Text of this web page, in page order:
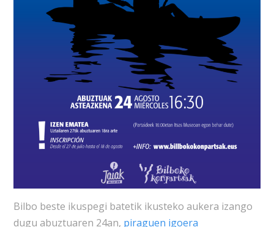
Bilbo beste ikuspegi batetik ikusteko aukera izango
dugu abuztuaren 24an, piraguen igoera